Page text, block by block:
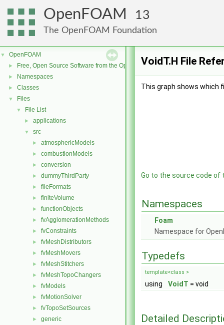
OpenFOAM 13
The OpenFOAM Foundation
▼ OpenFOAM
► Free, Open Source Software from the OpenFOAM Foundation
► Namespaces
► Classes
▼ Files
▼ File List
► applications
▼ src
► atmosphericModels
► combustionModels
► conversion
► dummyThirdParty
► fileFormats
► finiteVolume
► functionObjects
► fvAgglomerationMethods
► fvConstraints
► fvMeshDistributors
► fvMeshMovers
► fvMeshStitchers
► fvMeshTopoChangers
► fvModels
► fvMotionSolver
► fvTopoSetSources
► generic
VoidT.H File
This graph shows which
Go to the source code of
Namespaces
Foam
Namespace for
Typedefs
template<class >
using VoidT = void
Detailed